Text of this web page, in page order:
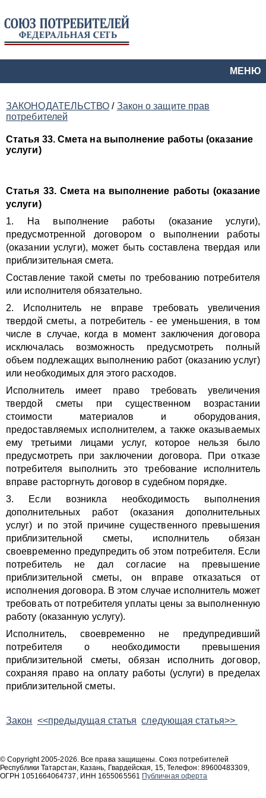
МЕНЮ
ЗАКОНОДАТЕЛЬСТВО / Закон о защите прав
потребителей
Статья 33. Смета на выполнение работы (оказание
услуги)
Статья 33. Смета на выполнение работы (оказание
услуги)
1. На выполнение работы (оказание услуги),
предусмотренной договором о выполнении работы
(оказании услуги), может быть составлена твердая или
приблизительная смета.
Составление такой сметы по требованию потребителя
или исполнителя обязательно.
2. Исполнитель не вправе требовать увеличения
твердой сметы, а потребитель - ее уменьшения, в том
числе в случае, когда в момент заключения договора
исключалась возможность предусмотреть полный
объем подлежащих выполнению работ (оказанию услуг)
или необходимых для этого расходов.
Исполнитель имеет право требовать увеличения
твердой сметы при существенном возрастании
стоимости материалов и оборудования,
предоставляемых исполнителем, а также оказываемых
ему третьими лицами услуг, которое нельзя было
предусмотреть при заключении договора. При отказе
потребителя выполнить это требование исполнитель
вправе расторгнуть договор в судебном порядке.
3. Если возникла необходимость выполнения
дополнительных работ (оказания дополнительных
услуг) и по этой причине существенного превышения
приблизительной сметы, исполнитель обязан
своевременно предупредить об этом потребителя. Если
потребитель не дал согласие на превышение
приблизительной сметы, он вправе отказаться от
исполнения договора. В этом случае исполнитель может
требовать от потребителя уплаты цены за выполненную
работу (оказанную услугу).
Исполнитель, своевременно не предупредивший
потребителя о необходимости превышения
приблизительной сметы, обязан исполнить договор,
сохраняя право на оплату работы (услуги) в пределах
приблизительной сметы.
Закон <<предыдущая статья следующая статья>>
© Copyright 2005-2026. Все права защищены. Союз потребителей
Республики Татарстан, Казань, Гвардейская, 15, Телефон: 89600483309,
ОГРН 1051664064737, ИНН 1655065561 Публичная оферта